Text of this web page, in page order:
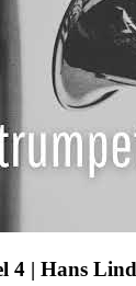
4 | Hans